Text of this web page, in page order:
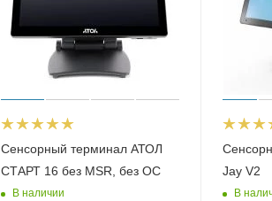
Сенсорный терминал АТОЛ
СТАРТ 16 без MSR, без ОС
В наличии
Jay V2
В